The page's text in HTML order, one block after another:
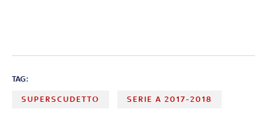
TAG:
SUPERSCUDETTO SERIE A 2017-2018